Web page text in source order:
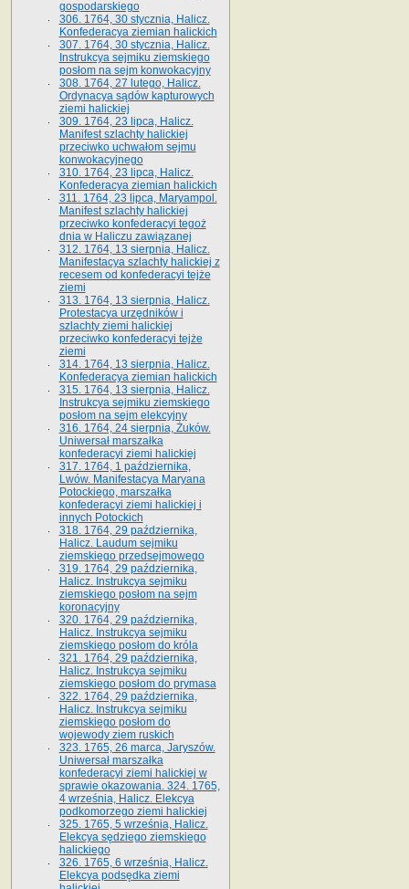
gospodarskiego
306. 1764, 30 stycznia, Halicz.
Konfederacya ziemian halickich
307. 1764, 30 stycznia, Halicz.
Instrukcya sejmiku ziemskiego
posłom na sejm konwokacyjny
308. 1764, 27 lutego, Halicz.
Ordynacya sądów kapturowych
ziemi halickiej
309. 1764, 23 lipca, Halicz.
Manifest szlachty halickiej
przeciwko uchwałom sejmu
konwokacyjnego
310. 1764, 23 lipca, Halicz.
Konfederacya ziemian halickich
311. 1764, 23 lipca, Maryampol.
Manifest szlachty halickiej
przeciwko konfederacyi tegoż
dnia w Haliczu zawiązanej
312. 1764, 13 sierpnia, Halicz.
Manifestacya szlachty halickiej z
recesem od konfederacyi tejże
ziemi
313. 1764, 13 sierpnia, Halicz.
Protestacya urzędników i
szlachty ziemi halickiej
przeciwko konfederacyi tejże
ziemi
314. 1764, 13 sierpnia, Halicz.
Konfederacya ziemian halickich
315. 1764, 13 sierpnia, Halicz.
Instrukcya sejmiku ziemskiego
posłom na sejm elekcyjny
316. 1764, 24 sierpnia, Żuków.
Uniwersał marszałka
konfederacyi ziemi halickiej
317. 1764, 1 października,
Lwów. Manifestacya Maryana
Potockiego, marszałka
konfederacyi ziemi halickiej i
innych Potockich
318. 1764, 29 października,
Halicz. Laudum sejmiku
ziemskiego przedsejmowego
319. 1764, 29 października,
Halicz. Instrukcya sejmiku
ziemskiego posłom na sejm
koronacyjny
320. 1764, 29 października,
Halicz. Instrukcya sejmiku
ziemskiego posłom do króla
321. 1764, 29 października,
Halicz. Instrukcya sejmiku
ziemskiego posłom do prymasa
322. 1764, 29 października,
Halicz. Instrukcya sejmiku
ziemskiego posłom do
wojewody ziem ruskich
323. 1765, 26 marca, Jaryszów.
Uniwersał marszałka
konfederacyi ziemi halickiej w
sprawie okazowania. 324. 1765,
4 września, Halicz. Elekcya
podkomorzego ziemi halickiej
325. 1765, 5 września, Halicz.
Elekcya sędziego ziemskiego
halickiego
326. 1765, 6 września, Halicz.
Elekcya podsędka ziemi